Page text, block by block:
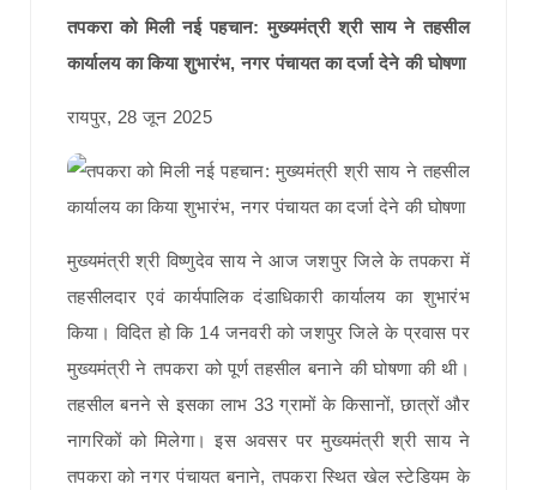
तपकरा को मिली नई पहचान: मुख्यमंत्री श्री साय ने तहसील
कार्यालय का किया शुभारंभ, नगर पंचायत का दर्जा देने की घोषणा
रायपुर, 28 जून 2025
मुख्यमंत्री श्री विष्णुदेव साय ने आज जशपुर जिले के तपकरा में
तहसीलदार एवं कार्यपालिक दंडाधिकारी कार्यालय का शुभारंभ
किया। विदित हो कि 14 जनवरी को जशपुर जिले के प्रवास पर
मुख्यमंत्री ने तपकरा को पूर्ण तहसील बनाने की घोषणा की थी।
तहसील बनने से इसका लाभ 33 ग्रामों के किसानों, छात्रों और
नागरिकों को मिलेगा। इस अवसर पर मुख्यमंत्री श्री साय ने
तपकरा को नगर पंचायत बनाने, तपकरा स्थित खेल स्टेडियम के